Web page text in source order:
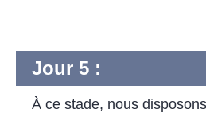
Jour 5 :
À ce stade, nous